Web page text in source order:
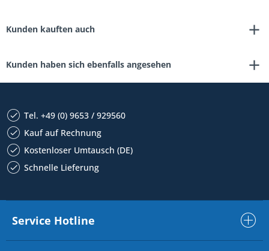
Kunden kauften auch
Kunden haben sich ebenfalls angesehen
Tel. +49 (0) 9653 / 929560
Kauf auf Rechnung
Kostenloser Umtausch (DE)
Schnelle Lieferung
Service Hotline